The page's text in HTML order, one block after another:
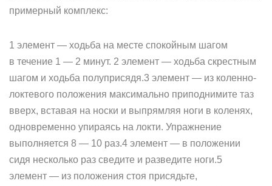
примерный комплекс:
1 элемент — ходьба на месте спокойным шагом
в течение 1 — 2 минут. 2 элемент — ходьба скрестным
шагом и ходьба полуприсядя.3 элемент — из коленно-
локтевого положения максимально приподнимите таз
вверх, вставая на носки и выпрямляя ноги в коленях,
одновременно упираясь на локти. Упражнение
выполняется 8 — 10 раз.4 элемент — в положении
сидя несколько раз сведите и разведите ноги.5
элемент — из положения стоя присядьте,